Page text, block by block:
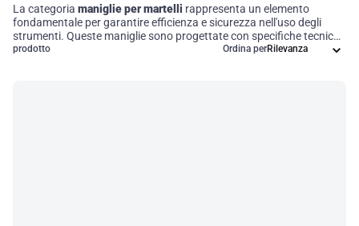
La categoria maniglie per martelli rappresenta un elemento
fondamentale per garantire efficienza e sicurezza nell'uso degli
strumenti. Queste maniglie sono progettate con specifiche tecniche
che ne ottimizzano la resistenza e la maneggevolezza, utilizzando
prodotto Ordina per